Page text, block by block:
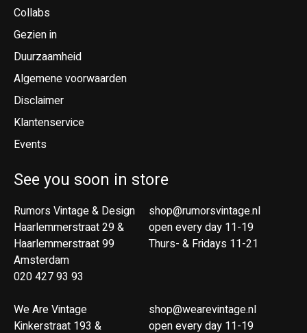
Collabs
Gezien in
Duurzaamheid
Algemene voorwaarden
Disclaimer
Klantenservice
Events
See you soon in store
Rumors Vintage & Design
Haarlemmerstraat 29 &
Haarlemmerstraat 99
Amsterdam
020 427 93 93
We Are Vintage
Kinkerstraat 193 &
shop@rumorsvintage.nl
open every day 11-19
Thurs- & Fridays 11-21
shop@wearevintage.nl
open every day 11-19